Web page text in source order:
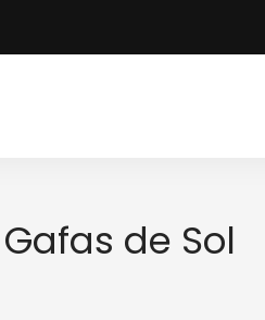
Gafas de Sol